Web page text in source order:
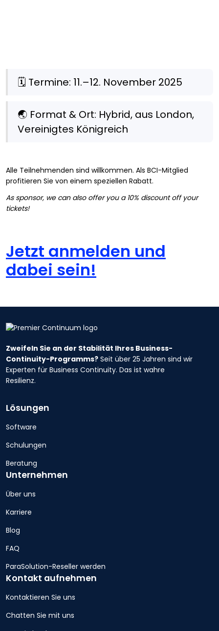
🗓️ Termine: 11.–12. November 2025
🌏 Format & Ort: Hybrid, aus London,
Vereinigtes Königreich
Alle Teilnehmenden sind willkommen. Als BCI-Mitglied
profitieren Sie von einem speziellen Rabatt.
As sponsor, we can also offer you a 10% discount off your
tickets!
Jetzt anmelden und
dabei sein!
Zweifeln Sie an der Stabilität Ihres Business-
Continuity-Programms? Seit über 25 Jahren sind wir
Experten für Business Continuity. Das ist wahre
Resilienz.
Lösungen
Software
Schulungen
Beratung
Unternehmen
Über uns
Karriere
Blog
FAQ
ParaSolution-Reseller werden
Kontakt aufnehmen
Kontaktieren Sie uns
Chatten Sie mit uns